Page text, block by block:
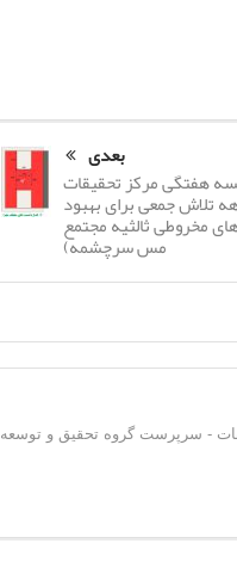
بعدی
هفتگی مرکز تحقیقات
تلاش جمعی برای بهبود
مخروطی ثالثیه مجتمع
مس سرچشمه)
(1404) - مدیر داخلی مرکز تحقیقات - سرپرست گروه تحقیق و توسعه